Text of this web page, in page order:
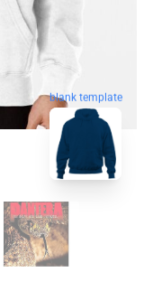
blank template